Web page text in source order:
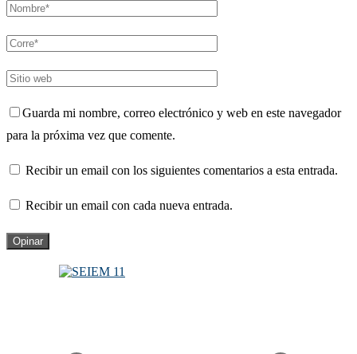
Guarda mi nombre, correo electrónico y web en este navegador
para la próxima vez que comente.
Recibir un email con los siguientes comentarios a esta entrada.
Recibir un email con cada nueva entrada.